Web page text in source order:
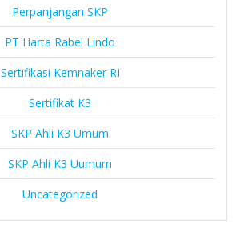
Perpanjangan SKP
PT Harta Rabel Lindo
Sertifikasi Kemnaker RI
Sertifikat K3
SKP Ahli K3 Umum
SKP Ahli K3 Uumum
Uncategorized